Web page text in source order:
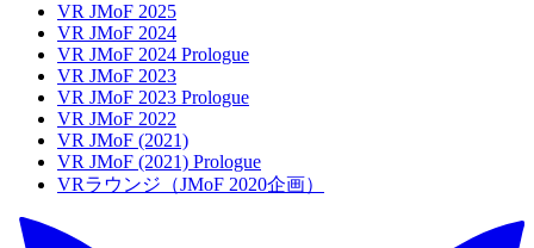
VR JMoF 2025
VR JMoF 2024
VR JMoF 2024 Prologue
VR JMoF 2023
VR JMoF 2023 Prologue
VR JMoF 2022
VR JMoF (2021)
VR JMoF (2021) Prologue
VRラウンジ（JMoF 2020企画）